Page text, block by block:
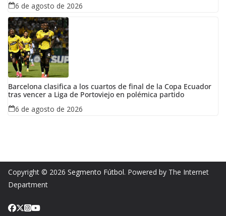
6 de agosto de 2026
Barcelona clasifica a los cuartos de final de la Copa Ecuador
tras vencer a Liga de Portoviejo en polémica partido
6 de agosto de 2026
Copyright © 2026 Segmento Fútbol. Powered by The Internet
Department